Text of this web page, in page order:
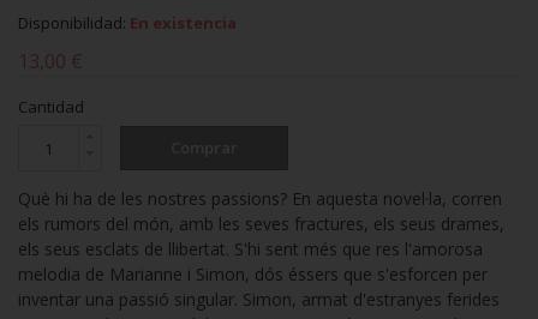
Disponibilidad: En existencia
13,00 €
Cantidad
Què hi ha de les nostres passions? En aquesta novel·la, corren
els rumors del món, amb les seves fractures, els seus drames,
els seus esclats de llibertat. S'hi sent més que res l'amorosa
melodia de Marianne i Simon, dós éssers que s'esforcen per
inventar una passió singular. Simon, armat d'estranyes ferides